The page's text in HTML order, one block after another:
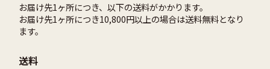
お届け先1ヶ所につき、以下の送料がかかります。
お届け先1ヶ所につき10,800円以上の場合は送料無料となり
ます。
送料